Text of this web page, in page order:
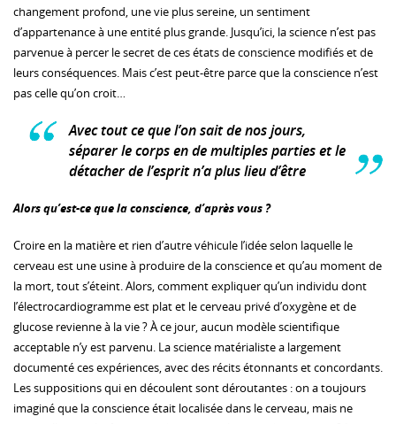
changement profond, une vie plus sereine, un sentiment
d’appartenance à une entité plus grande. Jusqu’ici, la science n’est pas
parvenue à percer le secret de ces états de conscience modifiés et de
leurs conséquences. Mais c’est peut-être parce que la conscience n’est
pas celle qu’on croit…
Avec tout ce que l’on sait de nos jours,
séparer le corps en de multiples parties et le
détacher de l’esprit n’a plus lieu d’être
Alors qu’est-ce que la conscience, d’après vous ?
Croire en la matière et rien d’autre véhicule l’idée selon laquelle le
cerveau est une usine à produire de la conscience et qu’au moment de
la mort, tout s’éteint. Alors, comment expliquer qu’un individu dont
l’électrocardiogramme est plat et le cerveau privé d’oxygène et de
glucose revienne à la vie ? À ce jour, aucun modèle scientifique
acceptable n’y est parvenu. La science matérialiste a largement
documenté ces expériences, avec des récits étonnants et concordants.
Les suppositions qui en découlent sont déroutantes : on a toujours
imaginé que la conscience était localisée dans le cerveau, mais ne